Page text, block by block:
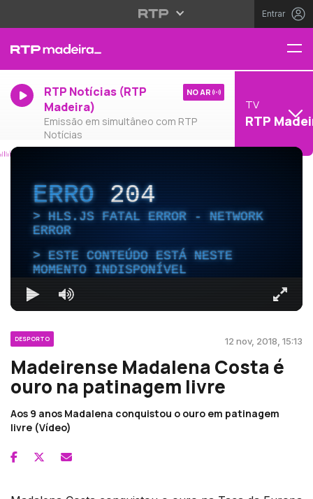
Entrar
RTP Notícias (RTP
Madeira)
Emissão em simultâneo com RTP
Notícias
NO AR
TV
RTP
ERRO204
HLS.JS FATAL ERROR - NETWORK
ERROR
ESTE CONTEÚDO ESTÁ NESTE
MOMENTO INDISPONÍVEL
DESPORTO 12 nov, 2018, 15:13
Madeirense Madalena Costa é
ouro na patinagem livre
Aos 9 anos Madalena conquistou o ouro em patinagem
livre (Vídeo)